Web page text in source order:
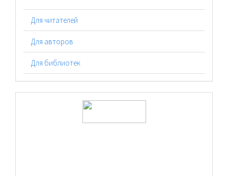
Для читателей
Для авторов
Для библиотек